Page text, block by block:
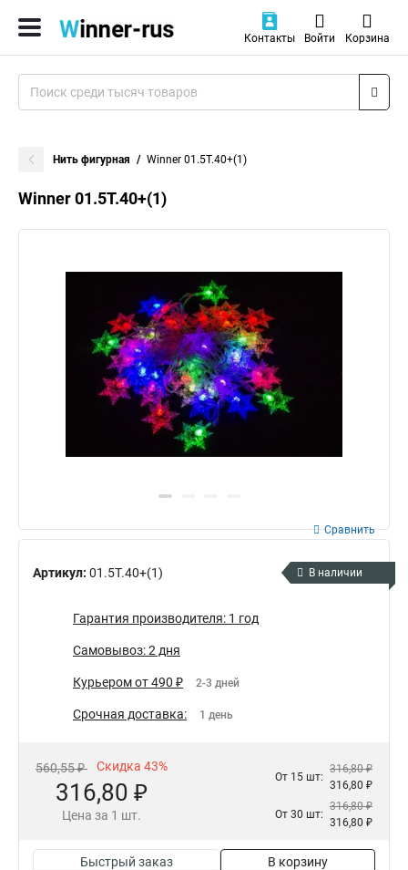
Контакты Войти Корзина
Нить фигурная Winner 01.5T.40+(1)
Winner 01.5T.40+(1)
Артикул: 01.5T.40+(1)
Сравнить
В наличии
Гарантия производителя: 1 год
Самовывоз: 2 дня
Курьером от 490 ₽ 2-3 дней
Срочная доставка: 1 день
560,55 ₽ Скидка 43%
316,80 ₽
Цена за 1 шт.
От 15 шт:
316,80 ₽
316,80 ₽
От 30 шт:
316,80 ₽
316,80 ₽
Быстрый заказ В корзину